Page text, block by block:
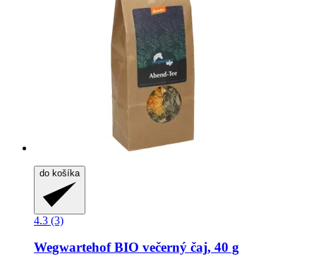
do košíka
4.3 (3)
WegwartehofBIO večerný čaj, 40 g